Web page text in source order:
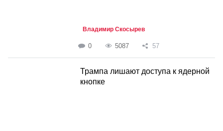
Владимир Скосырев
0 5087 57
Трампа лишают доступа к ядерной
кнопке